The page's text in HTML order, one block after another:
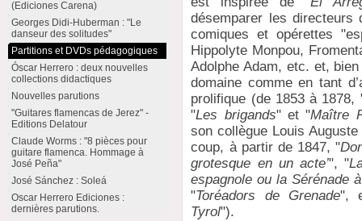
désemparer les directeurs
comiques et opérettes
Hippolyte Monpou,
Adolphe Adam, etc. et,
domaine comme en tant
prolifique (de 1853 à 1878,
"Les brigands" et "Maître
son collègue Louis
coup, à partir de 1847, "
grotesque en un acte’", "
espagnole ou la Sérénade
"Toréadors de Grenade",
Tyrol").
(Ediciones Carena)
Georges Didi-Huberman : "Le
danseur des solitudes"
Partitions et DVDs pédagogiques
Óscar Herrero : deux nouvelles
collections didactiques
Nouvelles parutions
"Guitares flamencas de Jerez" -
Editions Delatour
Claude Worms : "8 pièces pour
guitare flamenca. Hommage à
José Peña"
José Sánchez : Soleá
Oscar Herrero Ediciones :
dernières parutions.